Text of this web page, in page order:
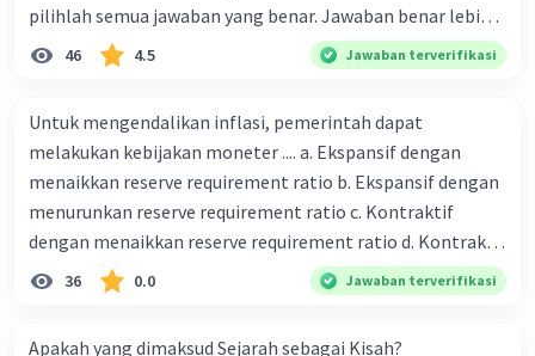
pilihlah semua jawaban yang benar. Jawaban benar lebih
dari satu. Banyak karung beras kemasan 25 kg adalah 50
buah. Banyak karung beras kemasan 50 kg adalah 150
ton. Perbandingan berat beras kemasan 25 kg dan 50 kg
dalam truk adalah 1: 3. 9. Berdasarkan teks tersebut, jika
biaya setiap beras karung kecil adalah Rp7.500 dan karung
besar Rp14.000, berapakah biaya angkut semua beras yang
harus dibayar oleh Bu Vina? A. Rp2.540.000 C. Rp2.312.000 B.
Rp2.475.000 D. Rp2.280.000
46 4.5 Jawaban terverifikasi
Untuk mengendalikan inflasi, pemerintah dapat
melakukan kebijakan moneter .... a. Ekspansif dengan
menaikkan reserve requirement ratio b. Ekspansif dengan
menurunkan reserve requirement ratio c. Kontraktif
dengan menaikkan reserve requirement ratio d. Kontraktif
dengan menurunkan reserve requirement ratio e.
Ekspansif dengan menaikkan tingkat diskonto Bila Bank
36 0.0 Jawaban terverifikasi
Apakah yang dimaksud Sejarah sebagai Kisah?